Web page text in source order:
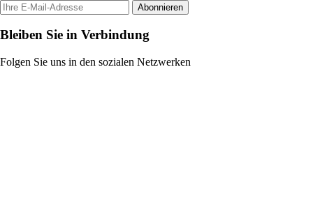
Abonnieren
Bleiben Sie in Verbindung
Folgen Sie uns in den sozialen Netzwerken